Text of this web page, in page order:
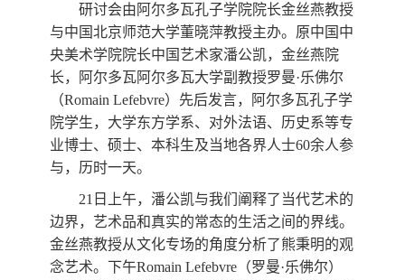
研讨会由阿尔多瓦孔子学院院长金丝燕教授
与中国北京师范大学董晓萍教授主办。原中国中
央美术学院院长中国艺术家潘公凯，金丝燕院
长，阿尔多瓦阿尔多瓦大学副教授罗曼·乐佛尔
（Romain Lefebvre）先后发言，阿尔多瓦孔子学
院学生，大学东方学系、对外法语、历史系等专
业博士、硕士、本科生及当地各界人士60余人参
与，历时一天。
21 日上午，潘公凯与我们阐释了当代艺术的
边界，艺术品和真实的常态的生活之间的界线。
金丝燕教授从文化专场的角度分析了熊秉明的观
念艺术。下午Romain Lefebvre （罗曼·乐佛尔）